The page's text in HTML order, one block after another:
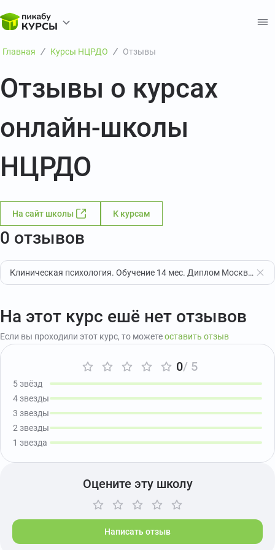
Главная Курсы НЦРДО Отзывы
Отзывы о курсах
онлайн-школы
НЦРДО
На сайт школы К курсам
0 отзывов
Клиническая психология. Обучение 14 мес. Диплом Москвы!
На этот курс ешё нет отзывов
Если вы проходили этот курс, то можетеоставить отзыв
0/ 5
5 звёзд
4 звезды
3 звезды
2 звезды
1 звезда
Оцените эту школу
Написать отзыв